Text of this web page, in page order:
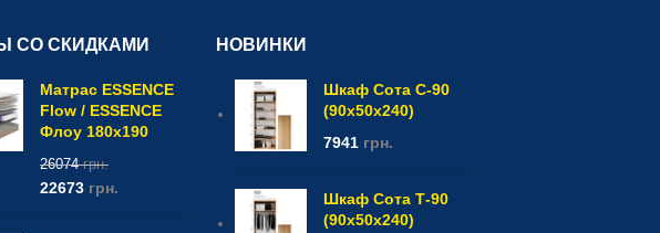
СО СКИДКАМИ
Матрас ESSENCE
Flow / ESSENCE
Флоу 180x190
26074грн.
22673 грн.
НОВИНКИ
Шкаф Сота С-90
(90x50x240)
7941 грн.
Шкаф Сота Т-90
(90x50x240)